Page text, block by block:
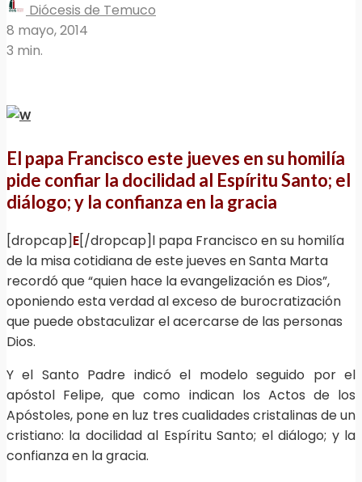
Diócesis de Temuco
8 mayo, 2014
3 min.
El papa Francisco este jueves en su homilía
pide confiar la docilidad al Espíritu Santo; el
diálogo; y la confianza en la gracia
[dropcap]E[/dropcap]l papa Francisco en su homilía
de la misa cotidiana de este jueves en Santa Marta
recordó que “quien hace la evangelización es Dios”,
oponiendo esta verdad al exceso de burocratización
que puede obstaculizar el acercarse de las personas
Dios.
Y el Santo Padre indicó el modelo seguido por el
apóstol Felipe, que como indican los Actos de los
Apóstoles, pone en luz tres cualidades cristalinas de un
cristiano: la docilidad al Espíritu Santo; el diálogo; y la
confianza en la gracia.